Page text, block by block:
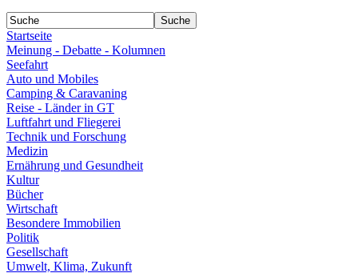
Startseite
Meinung - Debatte - Kolumnen
Seefahrt
Auto und Mobiles
Camping & Caravaning
Reise - Länder in GT
Luftfahrt und Fliegerei
Technik und Forschung
Medizin
Ernährung und Gesundheit
Kultur
Bücher
Wirtschaft
Besondere Immobilien
Politik
Gesellschaft
Umwelt, Klima, Zukunft